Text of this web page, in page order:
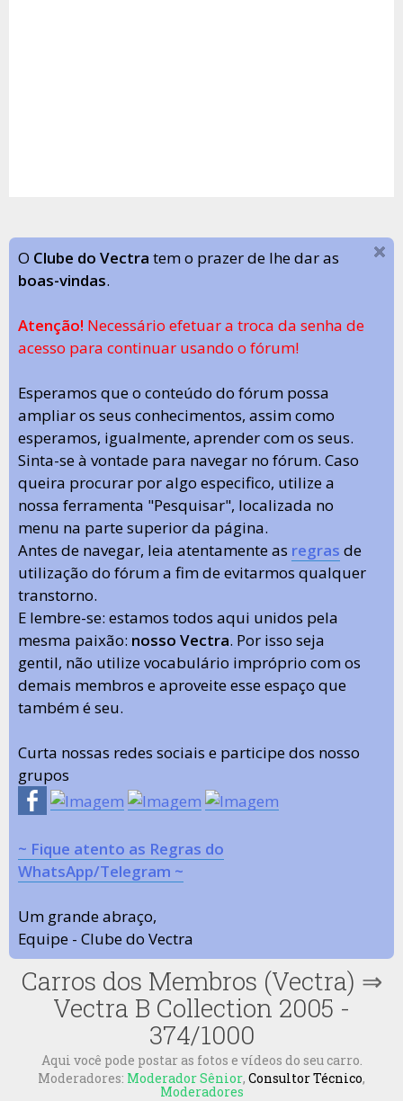
O Clube do Vectra tem o prazer de lhe dar as
boas-vindas.
Atenção! Necessário efetuar a troca da senha de
acesso para continuar usando o fórum!
Esperamos que o conteúdo do fórum possa
ampliar os seus conhecimentos, assim como
esperamos, igualmente, aprender com os seus.
Sinta-se à vontade para navegar no fórum. Caso
queira procurar por algo especifico, utilize a
nossa ferramenta "Pesquisar", localizada no
menu na parte superior da página.
Antes de navegar, leia atentamente as regras de
utilização do fórum a fim de evitarmos qualquer
transtorno.
E lembre-se: estamos todos aqui unidos pela
mesma paixão: nosso Vectra. Por isso seja
gentil, não utilize vocabulário impróprio com os
demais membros e aproveite esse espaço que
também é seu.
Curta nossas redes sociais e participe dos nosso
grupos
~ Fique atento as Regras do
WhatsApp/Telegram ~
Um grande abraço,
Equipe - Clube do Vectra
Carros dos Membros (Vectra) ⇒
Vectra B Collection 2005 -
374/1000
Aqui você pode postar as fotos e vídeos do seu carro.
Moderadores: Moderador Sênior, Consultor Técnico,
Moderadores